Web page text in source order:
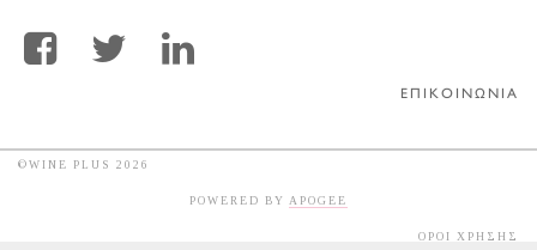
ΕΠΙΚΟΙΝΩΝΙΑ
©WINE PLUS 2026
POWERED BY APOGEE
ΟΡΟΙ ΧΡΗΣΗΣ